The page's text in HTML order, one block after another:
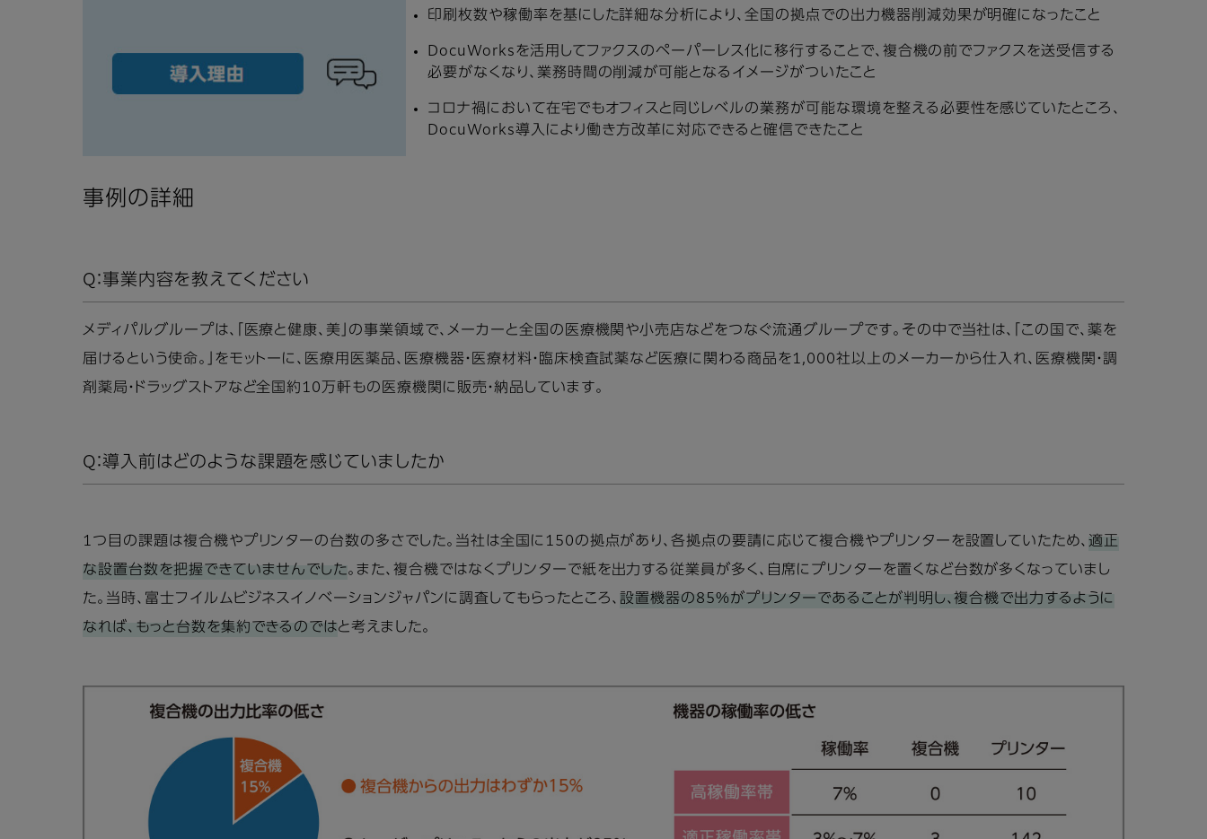
印刷枚数や稼働率を基にした詳細な分析により、全国の拠点での出力機器削減効果が明確になったこと
DocuWorksを活用してファクスのペーパーレス化に移行することで、複合機の前でファクスを送受信する
必要がなくなり、業務時間の削減が可能となるイメージがついたこと
コロナ禍において在宅でもオフィスと同じレベルの業務が可能な環境を整える必要性を感じていたところ、
DocuWorks導入により働き方改革に対応できると確信できたこと
事例の詳細
Q：事業内容を教えてください
メディパルグループは、「医療と健康、美」の事業領域で、メーカーと全国の医療機関や小売店などをつなぐ流通グループです。その中で当社は、「この国で、薬を
届けるという使命。」をモットーに、医療用医薬品、医療機器・医療材料・臨床検査試薬など医療に関わる商品を1,000社以上のメーカーから仕入れ、医療機関・調
剤薬局・ドラッグストアなど全国約10万軒もの医療機関に販売・納品しています。
Q：導入前はどのような課題を感じていましたか
1つ目の課題は複合機やプリンターの台数の多さでした。当社は全国に150の拠点があり、各拠点の要請に応じて複合機やプリンターを設置していたため、適正
な設置台数を把握できていませんでした。また、複合機ではなくプリンターで紙を出力する従業員が多く、自席にプリンターを置くなど台数が多くなっていまし
た。当時、富士フイルムビジネスイノベーションジャパンに調査してもらったところ、 設置機器の85%がプリンターであることが判明し、複合機で出力するように
なれば、もっと台数を集約できるのではと考えました。